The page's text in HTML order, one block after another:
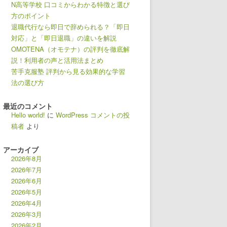
N高等学校 口コミからわかる特徴と選び
方のポイント
退職代行なら即日で辞められる？「即日
対応」と「即日退職」の違いを解説
OMOTENA（オモテナ）の評判を徹底解
説！利用者の声と活用法まとめ
苦手克服塾 評判から見る効果的な学習
法の選び方
最近のコメント
Hello world! に WordPress コメントの投
稿者 より
アーカイブ
2026年8月
2026年7月
2026年6月
2026年5月
2026年4月
2026年3月